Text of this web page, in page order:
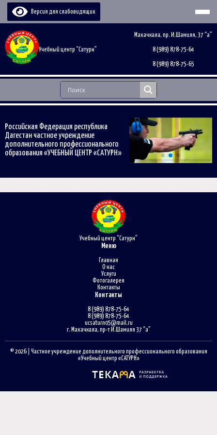
Версия для слабовидящих
Учебный центр “Сатурн”
Махачкала, пр. И.Шамиля, 37 “а”
8 (989) 878-75-64
8 (989) 878-75-65
Российская Федерация республика
Дагестан частное учреждение
дополнительного профессионального
образования «УЧЕБНЫЙ ЦЕНТР «САТУРН»
Учебный центр “Сатурн”
Меню
Главная
О нас
Услуги
Фотогалерея
Контакты
Контакты
8 (989) 878-75-64
8 (989) 878-75-64
ucsaturn05@mail.ru
г. Махачкала, пр-т И.Шамиля 37 “а”
© 2026 | Частное учреждение дополнительного профессионального образования
«Учебный центр «САТУРН»